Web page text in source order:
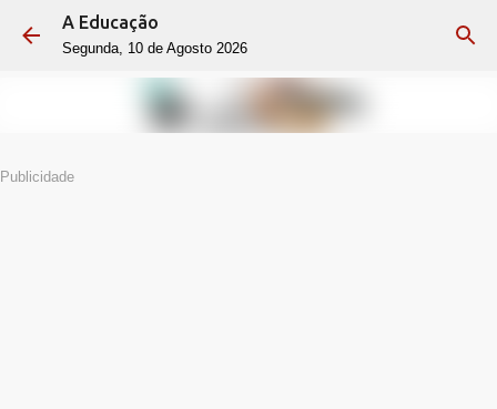
Avançar para o conteúdo principal
A Educação
Segunda, 10 de Agosto 2026
Publicidade